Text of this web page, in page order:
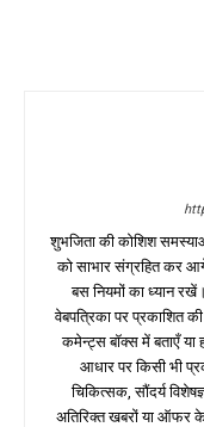
शुभजिता की कोशिश
को साभार संग्रहित कर
बस नियमों का ध्यान
वेबपत्रिका पर प्रकाशित
कमेन्ट्स बॉक्स में बताएँ
आधार पर किसी भी
चिकित्सक, सौंदर्य
अतिरिक्त खबरों या ऑफर